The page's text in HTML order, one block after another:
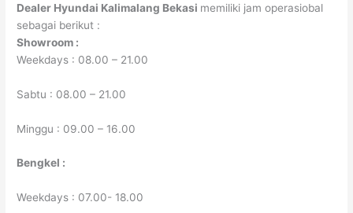
Dealer Hyundai Kalimalang Bekasi memiliki jam operasiobal
sebagai berikut :
Showroom :
Weekdays : 08.00 – 21.00
Sabtu : 08.00 – 21.00
Minggu : 09.00 – 16.00
Bengkel :
Weekdays : 07.00- 18.00